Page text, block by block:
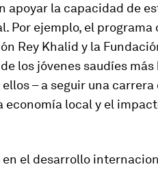
apoyar la capacidad de
Por ejemplo, el programa
Rey Khalid y la
los jóvenes saudíes
– a seguir una carrera
local y el
el desarrollo